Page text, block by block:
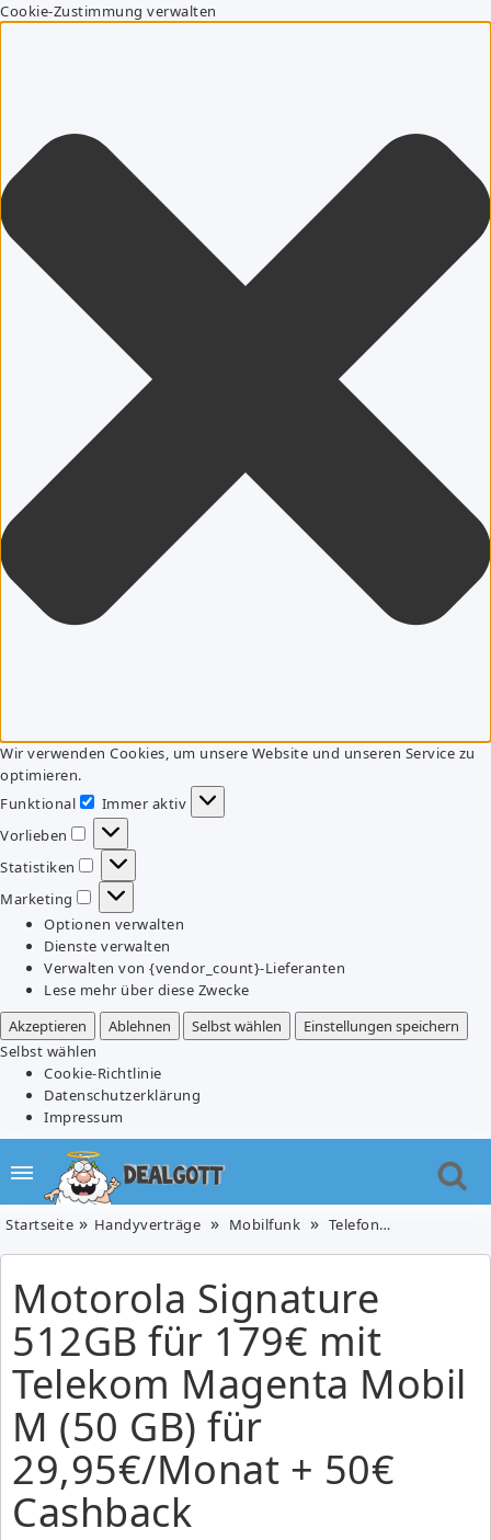
Cookie-Zustimmung verwalten
Wir verwenden Cookies, um unsere Website und unseren Service zu
optimieren.
Funktional
Funktional
Immer aktiv
Vorlieben
Vorlieben
Statistiken
Statistiken
Marketing
Marketing
Optionen verwalten
Dienste verwalten
Verwalten von {vendor_count}-Lieferanten
Lese mehr über diese Zwecke
Akzeptieren
Ablehnen Selbst wählen
Einstellungen speichern
Selbst wählen
Cookie-Richtlinie
Datenschutzerklärung
Impressum
Startseite Handyverträge Mobilfunk Telefone & Handys
Motorola Signature
512GB für 179€ mit
Telekom Magenta Mobil
M (50 GB) für
29,95€/Monat + 50€
Cashback